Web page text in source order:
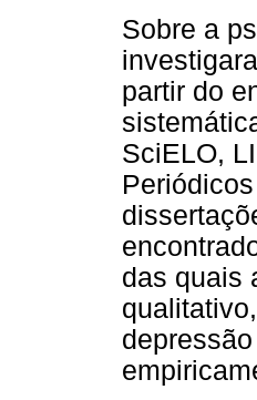
Sobre a
partir do
SciELO,
das quais